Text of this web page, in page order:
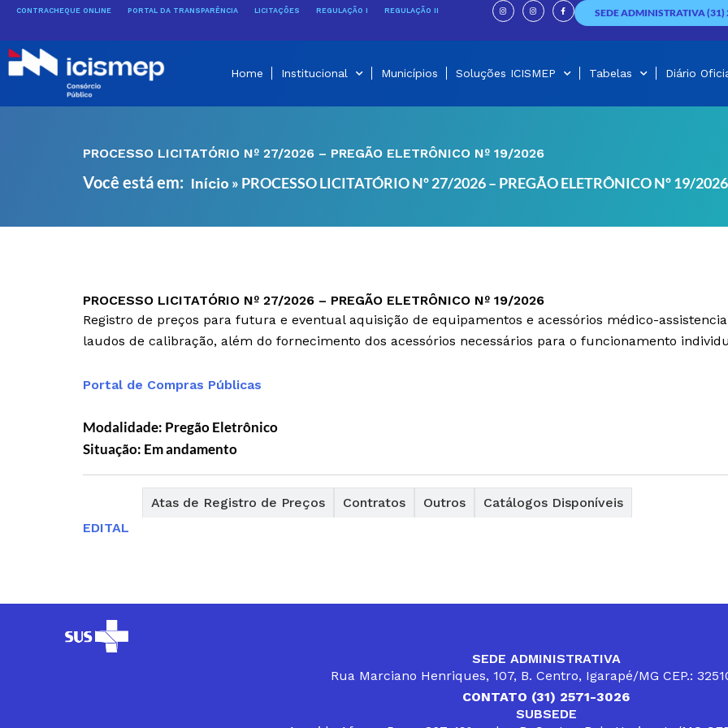
conteúdo
CONTRACHEQUE ONLINE PORTAL DA TRANSPARÊNCIA LICITAÇÕES REGULAÇÃO I REGULAÇÃO II
I
n
s
t
g
I
n
s
t
g
F
a
c
e
o
SEDE ADMINISTRATIVA
Home Institucional Municípios Soluções ICISMEP Tabelas Diário
PROCESSO LICITATÓRIO Nº 27/2026 – PREGÃO ELETRÔNICO Nº 19/2026
Você está em: Início » PROCESSO LICITATÓRIO Nº 27/2026 – PREGÃO ELETRÔNICO Nº 19/2026
PROCESSO LICITATÓRIO Nº 27/2026 – PREGÃO ELETRÔNICO Nº 19/2026
Registro de preços para futura e eventual aquisição de equipamentos e acessórios médico-
laudos de calibração, além do fornecimento dos acessórios necessários para o funcionamento
Portal de Compras Públicas
Modalidade: Pregão Eletrônico
Situação: Em andamento
Atas de Registro de Preços Contratos Outros
Catálogos Disponíveis
EDITAL
SEDE ADMINISTRATIVA
Rua Marciano Henriques, 107, B. Centro, Igarapé/MG CEP.:
CONTATO (31) 2571-3026
SUBSEDE